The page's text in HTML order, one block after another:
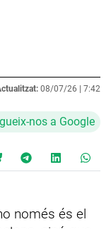
08/07/26 | 7:42
nos a Google
només és el